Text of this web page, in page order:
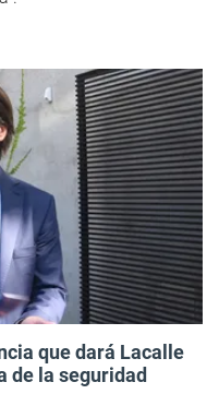
que dará Lacalle
de la seguridad